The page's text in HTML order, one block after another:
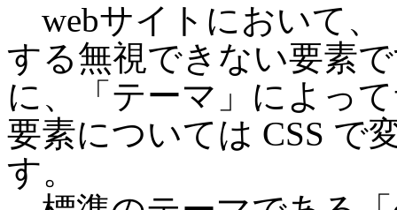
webサイトにおいて、
する無視できない要素
に、「テーマ」によっ
要素については CSS で
す。